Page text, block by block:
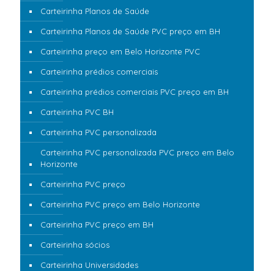
Carteirinha Planos de Saúde
Carteirinha Planos de Saúde PVC preço em BH
Carteirinha preço em Belo Horizonte PVC
Carteirinha prédios comerciais
Carteirinha prédios comerciais PVC preço em BH
Carteirinha PVC BH
Carteirinha PVC personalizada
Carteirinha PVC personalizada PVC preço em Belo
Horizonte
Carteirinha PVC preço
Carteirinha PVC preço em Belo Horizonte
Carteirinha PVC preço em BH
Carteirinha sócios
Carteirinha Universidades